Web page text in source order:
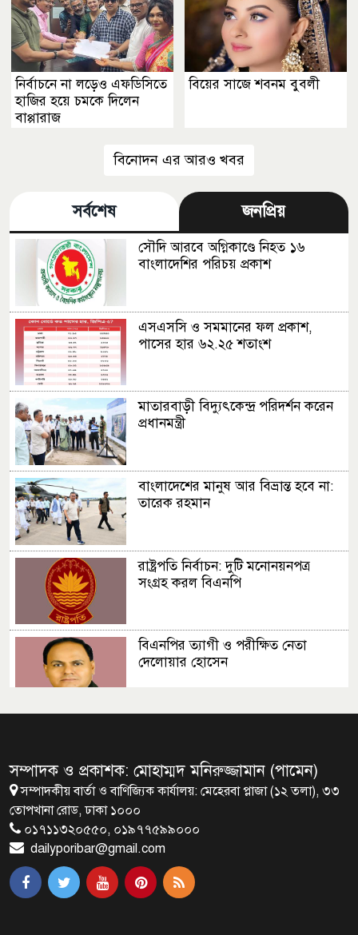
নির্বাচনে না লড়েও এফডিসিতে
হাজির হয়ে চমকে দিলেন
বাপ্পারাজ
বিয়ের সাজে শবনম বুবলী
বিনোদন এর আরও খবর
সর্বশেষ জনপ্রিয়
সৌদি আরবে অগ্নিকাণ্ডে নিহত ১৬
বাংলাদেশির পরিচয় প্রকাশ
এসএসসি ও সমমানের ফল প্রকাশ,
পাসের হার ৬২.২৫ শতাংশ
মাতারবাড়ী বিদ্যুৎকেন্দ্র পরিদর্শন করেন
প্রধানমন্ত্রী
বাংলাদেশের মানুষ আর বিভ্রান্ত হবে না:
তারেক রহমান
রাষ্ট্রপতি নির্বাচন: দুটি মনোনয়নপত্র
সংগ্রহ করল বিএনপি
বিএনপির ত্যাগী ও পরীক্ষিত নেতা
দেলোয়ার হোসেন
মির্জা ফখরুলই হচ্ছেন বঙ্গভবনের নতুন
বাসিন্দা!
সেপ্টেম্বরে যুক্তরাষ্ট্র যাচ্ছেন প্রধানমন্ত্রী
তারেক রহমান
সম্পাদক ও প্রকাশক: মোহাম্মদ মনিরুজ্জামান (পামেন)
সম্পাদকীয় বার্তা ও বাণিজ্যিক কার্যালয়: মেহেরবা প্লাজা (১২ তলা), ৩৩
তোপখানা রোড, ঢাকা ১০০০
০১৭১১৩২০৫৫০, ০১৯৭৭৫৯৯০০০
dailyporibar@gmail.com